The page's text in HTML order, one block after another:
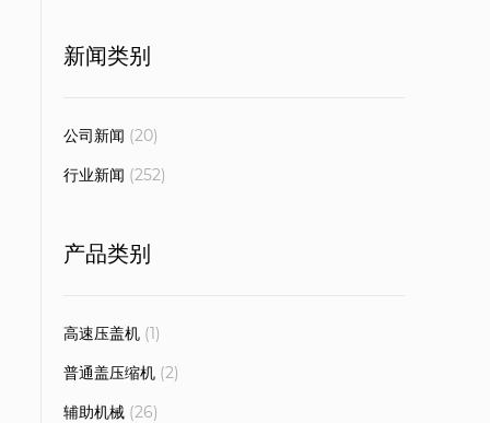
新闻类别
公司新闻 (20)
行业新闻 (252)
产品类别
高速压盖机 (1)
普通盖压缩机 (2)
辅助机械 (26)